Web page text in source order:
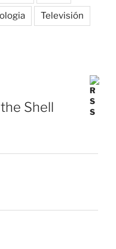
Televisión
Shell